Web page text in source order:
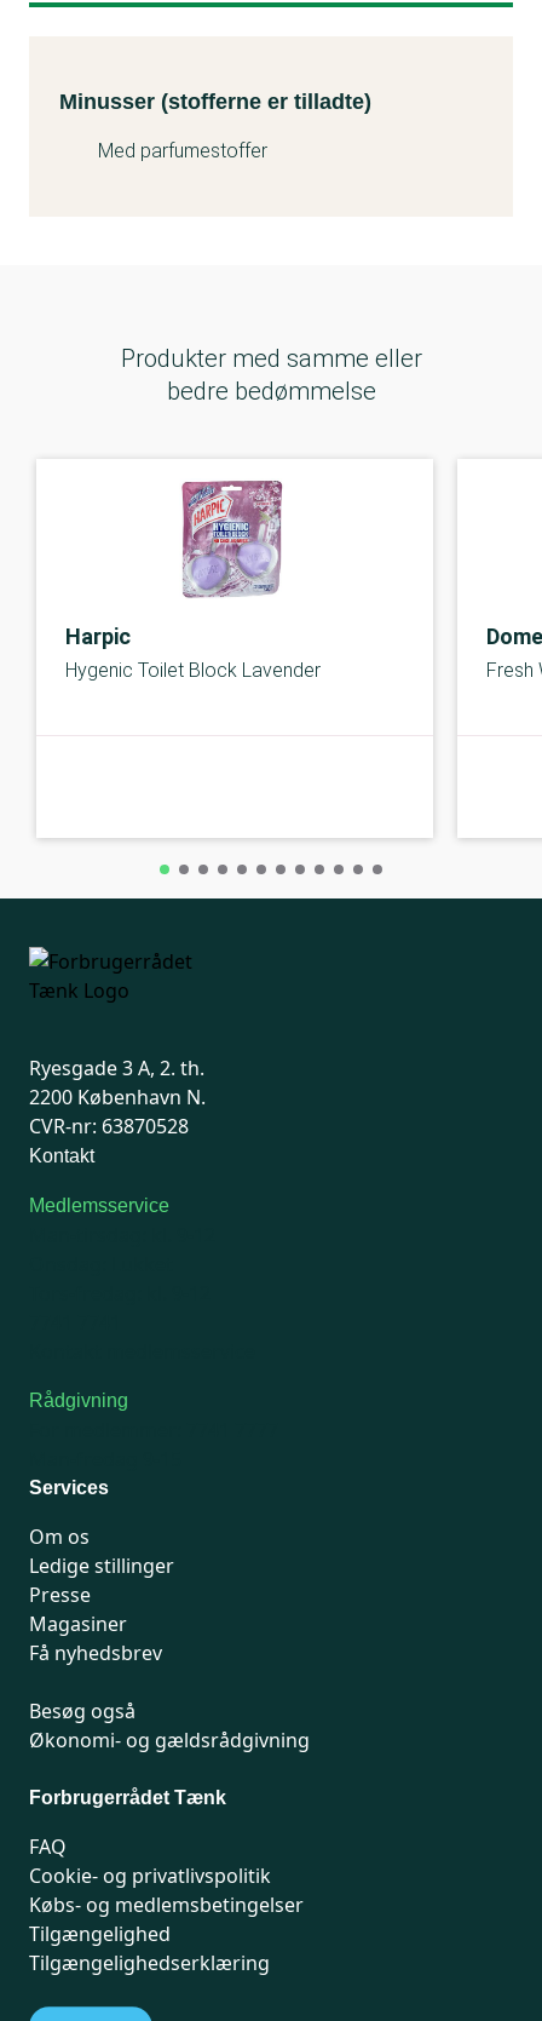
Minusser (stofferne er tilladte)
Med parfumestoffer
Produkter med samme eller
bedre bedømmelse
Harpic
Hygenic Toilet Block Lavender Fresh
Ryesgade 3 A, 2. th.
2200 København N.
CVR-nr: 63870528
Kontakt
Medlemsservice
Rådgivning
Services
Om os
Ledige stillinger
Presse
Magasiner
Få nyhedsbrev
Besøg også
Økonomi- og gældsrådgivning
Forbrugerrådet Tænk
FAQ
Cookie- og privatlivspolitik
Købs- og medlemsbetingelser
Tilgængelighed
Tilgængelighedserklæring